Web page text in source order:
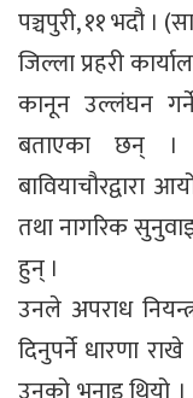
पञ्चपुरी, ११ भदौ ।
जिल्ला प्रहरी
कानून उल्लंघन
बताएका छन् ।
बावियाचौरद्वारा
तथा नागरिक
हुन् ।
उनले अपराध
दिनुपर्ने धारणा